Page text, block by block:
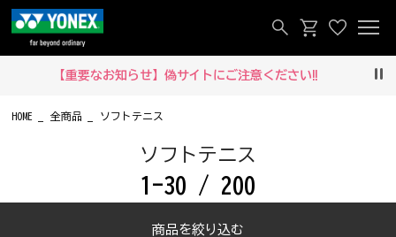
【重要なお知らせ】偽サイトにご注意ください‼
HOME 全商品 ソフトテニス
ソフトテニス
1-30 / 200
商品を絞り込む